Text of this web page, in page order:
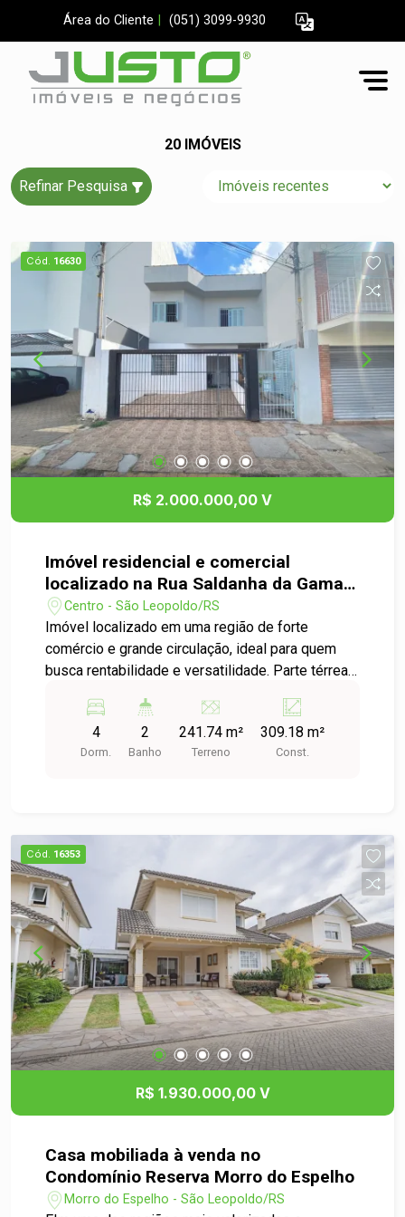
Área do Cliente (051) 3099-9930
20 IMÓVEIS
Refinar Pesquisa
Cód. 16630
R$ 2.000.000,00 V
Imóvel residencial e comercial
localizado na Rua Saldanha da Gama
no Centro de São Leopoldo
Centro - São Leopoldo/RS
Imóvel localizado em uma região de forte
comércio e grande circulação, ideal para quem
busca rentabilidade e versatilidade. Parte térrea
com 5 salas comerciais, com excelente potencial
para serem individualizadas, proporcionando
diversas possibilidades de locação. Atualmente,
de 2 apartamentos independentes: Apartamento
01: 1 dormitório, com possibilidade de adaptação
para 2 dormitórios Apartamento 02: amplo
apartamento com 3 dormitórios, ideal para
moradia ou locação Uma opção perfeita para
quem deseja morar e investir ao mesmo tempo,
ou simplesmente garantir um imóvel com alto
potencial de retorno financeiro. Entre em contato
e agende sua visita!
4
Dorm.
2
Banho
241.74 m²
Terreno
309.18 m²
Const.
Cód. 16353
R$ 1.930.000,00 V
Casa mobiliada à venda no
Condomínio Reserva Morro do Espelho
Morro do Espelho - São Leopoldo/RS